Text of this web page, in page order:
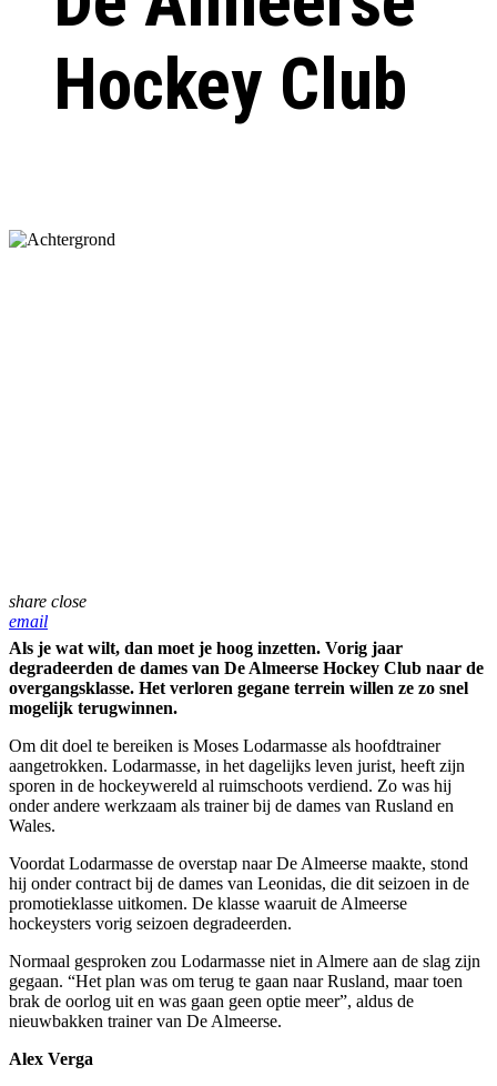
Hockey Club
share close
email
Als je wat wilt, dan moet je hoog inzetten. Vorig jaar
degradeerden de dames van De Almeerse Hockey Club naar de
overgangsklasse. Het verloren gegane terrein willen ze zo snel
mogelijk terugwinnen.
Om dit doel te bereiken is Moses Lodarmasse als hoofdtrainer
aangetrokken. Lodarmasse, in het dagelijks leven jurist, heeft zijn
sporen in de hockeywereld al ruimschoots verdiend. Zo was hij
onder andere werkzaam als trainer bij de dames van Rusland en
Wales.
Voordat Lodarmasse de overstap naar De Almeerse maakte, stond
hij onder contract bij de dames van Leonidas, die dit seizoen in de
promotieklasse uitkomen. De klasse waaruit de Almeerse
hockeysters vorig seizoen degradeerden.
Normaal gesproken zou Lodarmasse niet in Almere aan de slag zijn
gegaan. “Het plan was om terug te gaan naar Rusland, maar toen
brak de oorlog uit en was gaan geen optie meer”, aldus de
nieuwbakken trainer van De Almeerse.
Alex Verga